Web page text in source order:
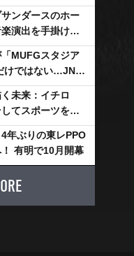
ンダースのホー
演出を手掛ける
が川崎新！アリ
ロジェクトを語
しかないでしょ。
成長曲線だか
MUFGスタジア
けではない…JNSE
創”し描く地域活
創造の近未来図
未来：イチロ
てスポーツを支
戦
年ぶりの東レPPO
有明で10月開幕